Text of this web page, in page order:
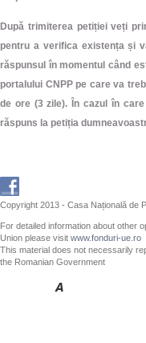
După trimiterea petiției veți
pentru a verifica existența și
răspunsul în momentul când
portalului CNPP pe care va
de ore (3 zile). În cazul în
răspuns la petiția
Copyright 2013 - Casa Națională de
For detailed information about other
Union please visit www.fonduri-ue.ro
This material does not necessarily
the Romanian Government